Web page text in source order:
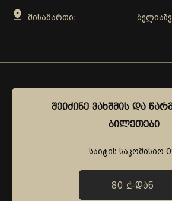
ᲨᲔᲘᲫᲘᲜᲔ ᲕᲐᲮᲨᲛᲘᲡ ᲓᲐ
ᲑᲘᲚᲔᲗᲔᲑᲘ
საიტის საკომისიო
80 ₾-ᲓᲐᲜ
ᲨᲔᲘᲫᲘᲜᲔ ᲕᲐᲮᲨᲛᲘᲡ ᲓᲐ
ᲑᲘᲚᲔᲗᲔᲑᲘ
საიტის საკომისიო
80 ₾-ᲓᲐᲜ
მისამართი: